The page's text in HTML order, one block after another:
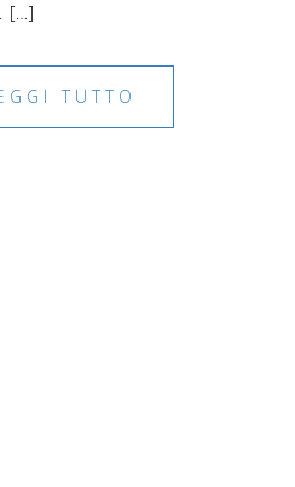
[…]
TUTTO